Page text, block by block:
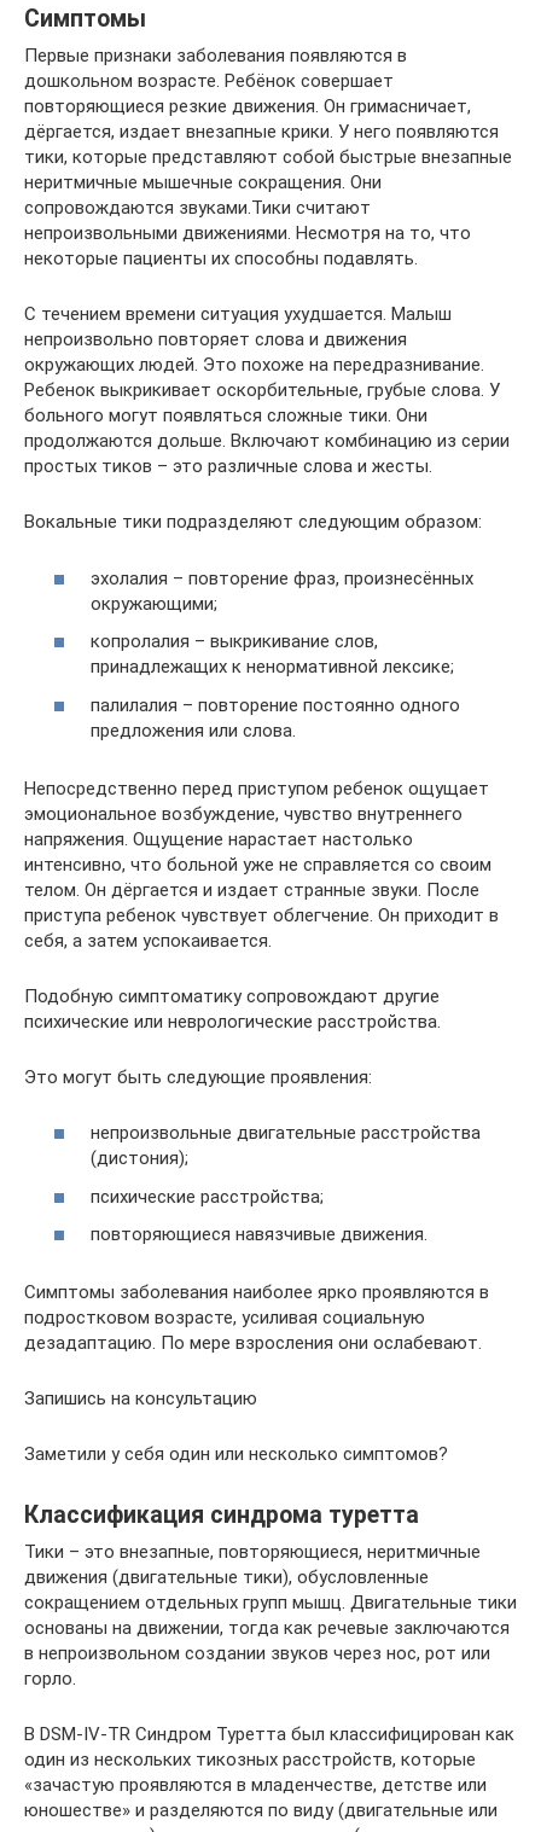
Симптомы
Первые признаки заболевания появляются в
дошкольном возрасте. Ребёнок совершает
повторяющиеся резкие движения. Он гримасничает,
дёргается, издает внезапные крики. У него появляются
тики, которые представляют собой быстрые внезапные
неритмичные мышечные сокращения. Они
сопровождаются звуками.Тики считают
непроизвольными движениями. Несмотря на то, что
некоторые пациенты их способны подавлять.
С течением времени ситуация ухудшается. Малыш
непроизвольно повторяет слова и движения
окружающих людей. Это похоже на передразнивание.
Ребенок выкрикивает оскорбительные, грубые слова. У
больного могут появляться сложные тики. Они
продолжаются дольше. Включают комбинацию из серии
простых тиков – это различные слова и жесты.
Вокальные тики подразделяют следующим образом:
эхолалия – повторение фраз, произнесённых
окружающими;
копролалия – выкрикивание слов,
принадлежащих к ненормативной лексике;
палилалия – повторение постоянно одного
предложения или слова.
Непосредственно перед приступом ребенок ощущает
эмоциональное возбуждение, чувство внутреннего
напряжения. Ощущение нарастает настолько
интенсивно, что больной уже не справляется со своим
телом. Он дёргается и издает странные звуки. После
приступа ребенок чувствует облегчение. Он приходит в
себя, а затем успокаивается.
Подобную симптоматику сопровождают другие
психические или неврологические расстройства.
Это могут быть следующие проявления:
непроизвольные двигательные расстройства
(дистония);
психические расстройства;
повторяющиеся навязчивые движения.
Симптомы заболевания наиболее ярко проявляются в
подростковом возрасте, усиливая социальную
дезадаптацию. По мере взросления они ослабевают.
Запишись на консультацию
Заметили у себя один или несколько симптомов?
Классификация синдрома туретта
Тики – это внезапные, повторяющиеся, неритмичные
движения (двигательные тики), обусловленные
сокращением отдельных групп мышц. Двигательные тики
основаны на движении, тогда как речевые заключаются
в непроизвольном создании звуков через нос, рот или
горло.
В DSM-IV-TR Синдром Туретта был классифицирован как
один из нескольких тикозных расстройств, которые
«зачастую проявляются в младенчестве, детстве или
юношестве» и разделяются по виду (двигательные или